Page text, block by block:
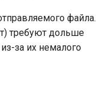
файла.
требуют дольше
за их немалого